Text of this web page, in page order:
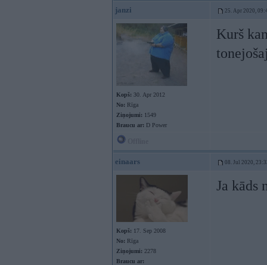
janzi 25. Apr 2020,
Kopš: 30. Apr 2012
No: Rīga
Ziņojumi: 1549
Braucu ar: D Power
Kurš
einaars 08. Jul 2020,
Kopš: 17. Sep 2008
No: Rīga
Ziņojumi: 2278
Braucu ar:
Ja kāds